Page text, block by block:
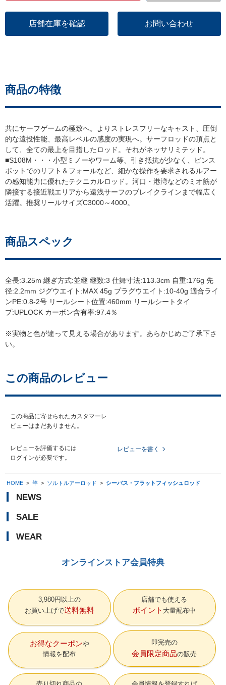
店舗在庫を確認 お問い合わせ
商品の特徴
共にサーフゲームの極致へ。よりストレスフリーなキャスト、圧倒
的な遠投性能、最高レベルの感度の実現へ。サーフロッドの頂点と
して、全ての最上を目指したロッド。それがネッサリミテッド。
■S108M・・・小型ミノーやワーム等、引き抵抗が少なく、ピンス
ポットでのリフト＆フォールなど、細かな操作を要求されるルアー
の感知能力に優れたテクニカルロッド。河口・港湾などのミオ筋が
隣接する接近戦エリアから遠浅サーフのブレイクラインまで幅広く
活躍。推奨リールサイズC3000～4000。
商品スペック
全長:3.25m 継ぎ方式:並継 継数:3 仕舞寸法:113.3cm 自重:176g 先
径:2.2mm ジグウエイト:MAX 45g プラグウエイト:10-40g 適合ライ
ンPE:0.8-2号 リールシート位置:460mm リールシートタイ
プ:UPLOCK カーボン含有率:97.4％
※実物と色が違って見える場合があります。あらかじめご了承下さ
い。
この商品のレビュー
この商品に寄せられたカスタマーレ
ビューはまだありません。
レビューを評価するには
ログインが必要です。
レビューを書く
HOME > 竿 > ソルトルアーロッド > シーバス・フラットフィッシュロッド
NEWS
SALE
WEAR
オンラインストア会員特典
3,980円以上の
お買い上げで送料無料
店舗でも使える
ポイント 大量配布中
お得なクーポン
情報を配布
即完売の
会員限定商品の販売